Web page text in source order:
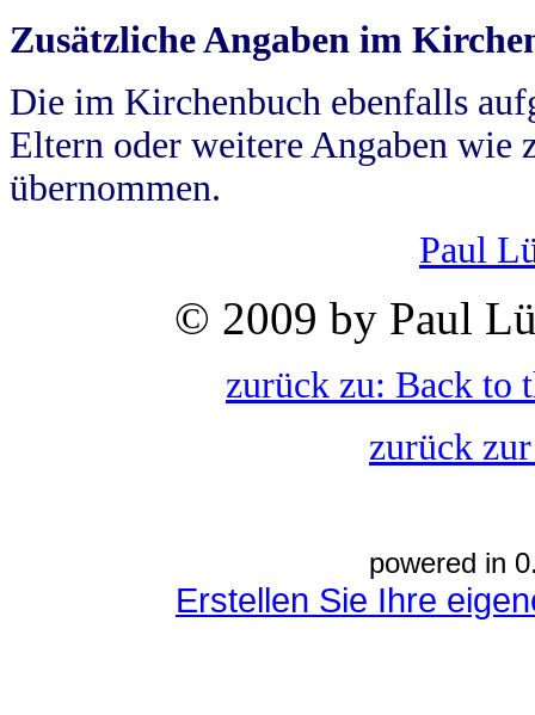
Zusätzliche Angaben im
Die im Kirchenbuch ebenfalls
Eltern oder weitere Angaben wie
übernommen.
Paul
© 2009 by Paul
zurück zu: Back to
zurück
powered in
Erstellen Sie Ihre